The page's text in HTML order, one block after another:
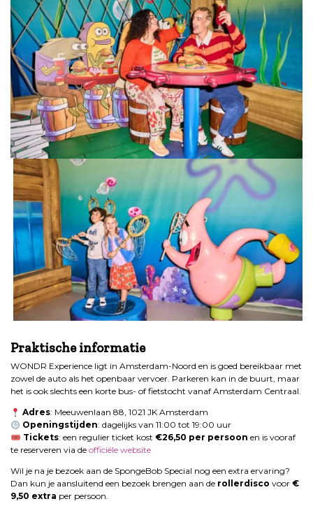
Praktische informatie
WONDR Experience ligt in Amsterdam-Noord en is goed bereikbaar met
zowel de auto als het openbaar vervoer. Parkeren kan in de buurt, maar
het is ook slechts een korte bus- of fietstocht vanaf Amsterdam Centraal.
Adres: Meeuwenlaan 88, 1021 JK Amsterdam
Openingstijden: dagelijks van 11:00 tot 19:00 uur
🎟 Tickets: een regulier ticket kost €26,50 per persoon en is vooraf
te reserveren via de officiële website
Wil je na je bezoek aan de SpongeBob Special nog een extra ervaring?
Dan kun je aansluitend een bezoek brengen aan de rollerdisco voor €
9,50 extra per persoon.